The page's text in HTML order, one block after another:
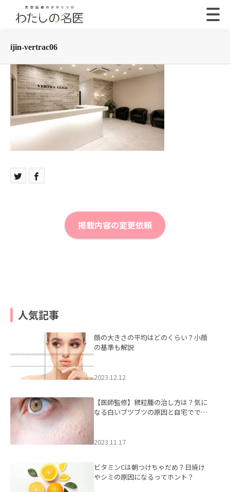
ijin-vertrac06
掲載内容の変更依頼
人気記事
顔の大きさの平均はどのくらい？小顔
の基準も解説
2023.12.12
【医師監修】稗粒腫の治し方は？気に
なる白いブツブツの原因と自宅ででき
2023.11.17
ビタミンCは朝つけちゃだめ？日焼け
やシミの原因になるってホント？